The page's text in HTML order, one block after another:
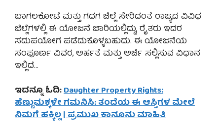
ಬಾಗಲಕೋಟೆ ಮತ್ತು ಗದಗ ಜಿಲ್ಲೆ ಸೇರಿದಂತೆ ರಾಜ್ಯದ ವಿವಿಧ
ಜಿಲ್ಲೆಗಳಲ್ಲಿ ಈ ಯೋಜನೆ ಜಾರಿಯಲ್ಲಿದ್ದು, ರೈತರು ಇದರ
ಸದುಪಯೋಗ ಪಡೆದುಕೊಳ್ಳಬಹುದು. ಈ ಯೋಜನೆಯ
ಸಂಪೂರ್ಣ ವಿವರ, ಅರ್ಹತೆ ಮತ್ತು ಅರ್ಜಿ ಸಲ್ಲಿಸುವ ವಿಧಾನ
ಇಲ್ಲಿದೆ…
ಇದನ್ನೂ ಓದಿ:Daughter Property Rights:
ಹೆಣ್ಣುಮಕ್ಕಳೇ ಗಮನಿಸಿ: ತಂದೆಯ ಈ ಆಸ್ತಿಗಳ ಮೇಲೆ
ನಿಮಗೆ ಹಕ್ಕಿಲ್ಲ | ಪ್ರಮುಖ ಕಾನೂನು ಮಾಹಿತಿ